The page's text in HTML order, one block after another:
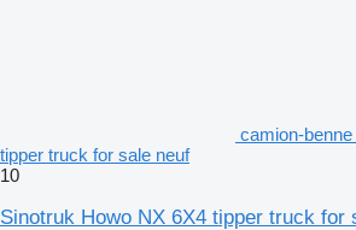
camion-
tipper truck for sale neuf
10
Sinotruk Howo NX 6X4 tipper truck for